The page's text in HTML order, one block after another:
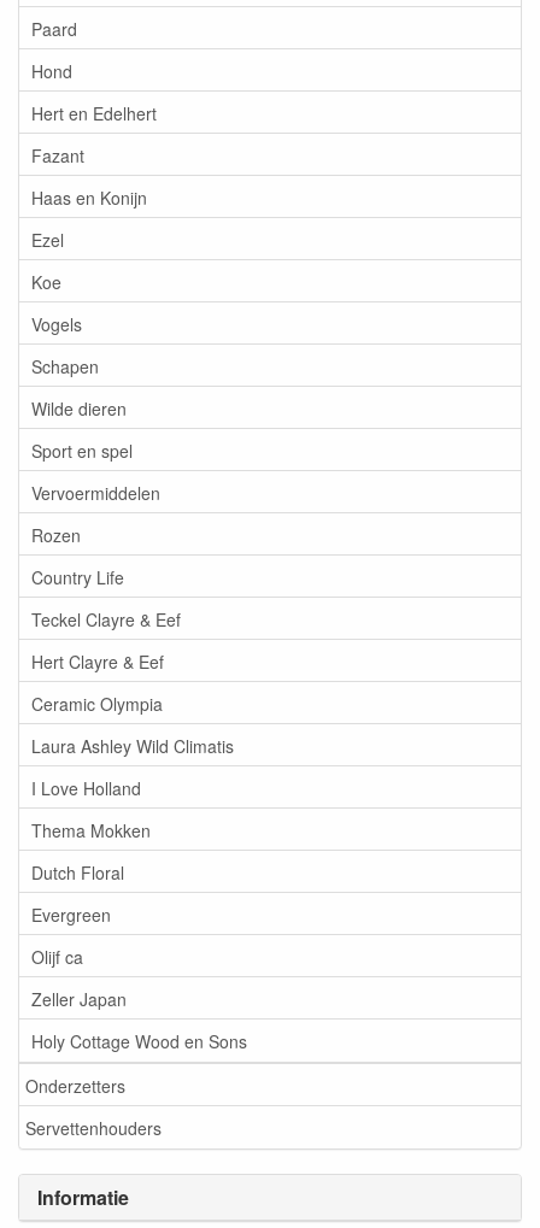
Paard
Hond
Hert en Edelhert
Fazant
Haas en Konijn
Ezel
Koe
Vogels
Schapen
Wilde dieren
Sport en spel
Vervoermiddelen
Rozen
Country Life
Teckel Clayre & Eef
Hert Clayre & Eef
Ceramic Olympia
Laura Ashley Wild Climatis
I Love Holland
Thema Mokken
Dutch Floral
Evergreen
Olijf ca
Zeller Japan
Holy Cottage Wood en Sons
Onderzetters
Servettenhouders
Informatie